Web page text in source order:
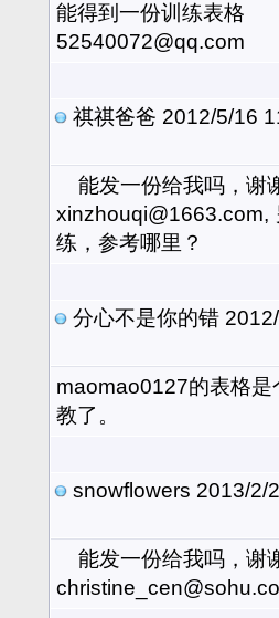
能得到一份训练表格
52540072@qq.com
祺祺爸爸 2012/5/16
能发一份给我吗，谢
xinzhouqi@1663.com,
练，参考哪里？
分心不是你的错
maomao0127的表格是
教了。
snowflowers 2013/2/
能发一份给我吗，谢